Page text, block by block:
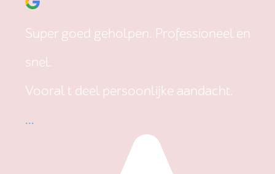
Super goed geholpen. Professioneel en
snel.
Vooral t deel persoonlijke aandacht.
...